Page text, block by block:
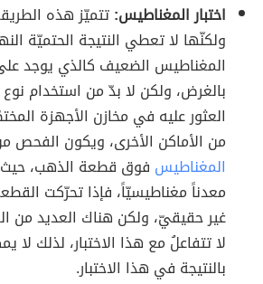
اختبار المغناطيس:تتميّز هذه
ولكنّها لا تعطي النتيجة الحتميّة
المغناطيس الضعيف كالذي يوجد
بالغرض، ولكن لا بدّ من استخدام
العثور عليه في مخازن الأجهزة
من الأماكن الأخرى، ويكون الفحص
المغناطيس فوق قطعة الذهب،
معدناً مغناطيسيّاً، فإذا تحرّكت
غير حقيقيّ، ولكن هناك العديد من
لا تتفاعلُ مع هذا الاختبار، لذلك لا
بالنتيجة في هذا الاختبار.